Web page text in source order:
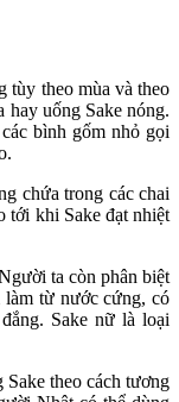
tùy theo mùa và theo
uống Sake nóng.
bình gốm nhỏ gọi
chứa trong các chai
tới khi Sake đạt nhiệt
ta còn phân biệt
làm từ nước cứng, có
Sake nữ là loại
theo cách tương